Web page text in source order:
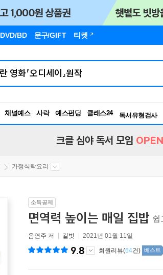
DVD/BD 문구/GIFT 티켓
채널예스 사락 예스펀딩 클래스24
독서유형검사
RBTI Lab
크클 심야 독서 모임 OPEN
가정식탁요리
소득공제
면역력 높이는 매일 집밥 쉽
음연주 저 길벗 2021년 01월 11일
9.8 회원리뷰(64건) 베스트